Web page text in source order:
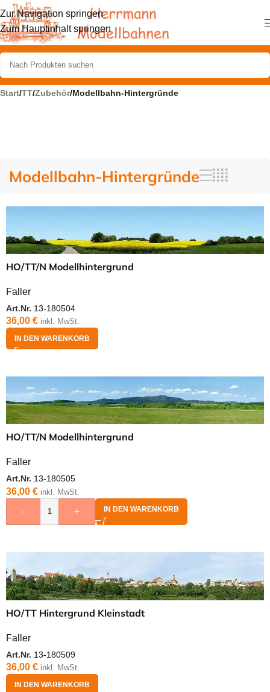
Zur Navigation springen
Zum Hauptinhalt springen
Start/TT/Zubehör/Modellbahn-Hintergründe
Modellbahn-Hintergründe
HO/TT/N Modellhintergrund
Faller
Art.Nr. 13-180504
36,00 € inkl. MwSt.
IN DEN WARENKORB
HO/TT/N Modellhintergrund
Faller
Art.Nr. 13-180505
36,00 € inkl. MwSt.
- + IN DEN WARENKORB
HO/TT Hintergrund Kleinstadt
Faller
Art.Nr. 13-180509
36,00 € inkl. MwSt.
IN DEN WARENKORB